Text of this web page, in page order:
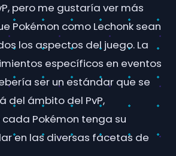
pero me gustaría ver más
Pokémon como Lechonk sean
los aspectos del juego. La
específicos en eventos
ser un estándar que se
del ámbito del PvP,
Pokémon tenga su
en las diversas facetas de